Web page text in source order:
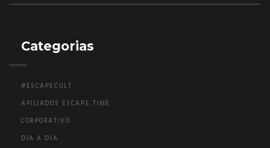
Categorias
#ESCAPECULT
AFILIADOS ESCAPE TIME
CORPORATIVO
DIA A DIA